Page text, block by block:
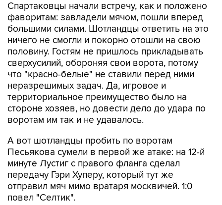
Спартаковцы начали встречу, как и положено
фаворитам: завладели мячом, пошли вперед
большими силами. Шотландцы ответить на это
ничего не смогли и покорно отошли на свою
половину. Гостям не пришлось прикладывать
сверхусилий, обороняя свои ворота, потому
что "красно-белые" не ставили перед ними
неразрешимых задач. Да, игровое и
территориальное преимущество было на
стороне хозяев, но довести дело до удара по
воротам им так и не удавалось.
А вот шотландцы пробить по воротам
Песьякова сумели в первой же атаке: на 12-й
минуте Лустиг с правого фланга сделал
передачу Гэри Хуперу, который тут же
отправил мяч мимо вратаря москвичей. 1:0
повел "Селтик".